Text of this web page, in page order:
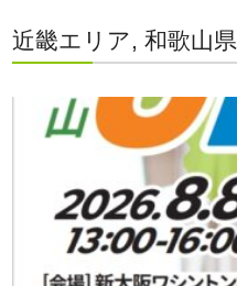
近畿エリア, 和歌山県